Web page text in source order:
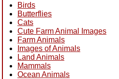
Birds
Butterflies
Cats
Cute Farm Animal Images
Farm Animals
Images of Animals
Land Animals
Mammals
Ocean Animals